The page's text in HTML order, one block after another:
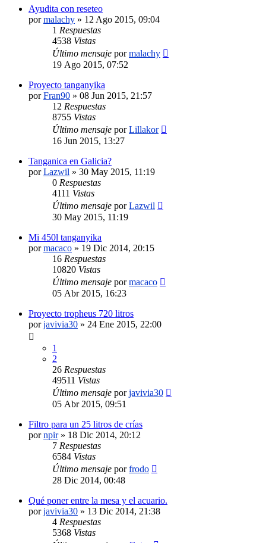
Ayudita con reseteo
pormalachy » 12 Ago 2015, 09:04
1 Respuestas
4538 Vistas
Último mensaje pormalachy
19 Ago 2015, 07:52
Proyecto tanganyika
porFran90 » 08 Jun 2015, 21:57
12 Respuestas
8755 Vistas
Último mensaje porLillakor
16 Jun 2015, 13:27
Tanganica en Galicia?
porLazwil » 30 May 2015, 11:19
0 Respuestas
4111 Vistas
Último mensaje porLazwil
30 May 2015, 11:19
Mi 450l tanganyika
pormacaco » 19 Dic 2014, 20:15
16 Respuestas
10820 Vistas
Último mensaje pormacaco
05 Abr 2015, 16:23
Proyecto tropheus 720 litros
porjavivia30 » 24 Ene 2015, 22:00
1
2
26 Respuestas
49511 Vistas
Último mensaje porjavivia30
05 Abr 2015, 09:51
Filtro para un 25 litros de crías
pornpir» 18 Dic 2014, 20:12
7 Respuestas
6584 Vistas
Último mensaje porfrodo
28 Dic 2014, 00:48
Qué poner entre la mesa y el acuario.
porjavivia30 » 13 Dic 2014, 21:38
4 Respuestas
5368 Vistas